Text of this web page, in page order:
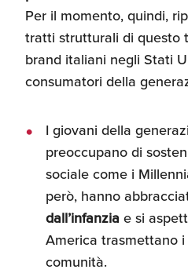
Per il momento, quindi,
tratti strutturali di questo
brand italiani negli Stati
consumatori della
I giovani della
preoccupano di
sociale come i
però, hanno
dall’infanzia e si
America trasmettano
comunità.